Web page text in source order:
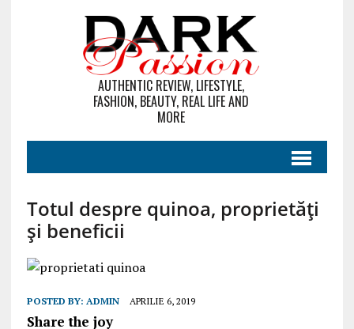
AUTHENTIC REVIEW, LIFESTYLE,
FASHION, BEAUTY, REAL LIFE AND
MORE
Totul despre quinoa, proprietăți
și beneficii
POSTED BY: ADMIN APRILIE 6, 2019
Share the joy